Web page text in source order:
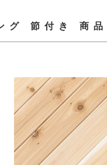
グ 節付き 商品